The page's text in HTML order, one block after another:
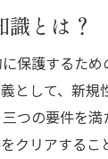
必須書類の収集
要性とその構成
載方法
用した書類作成
トを受けるメ
とは？
保護するため
として、新規
つの要件を満
クリアするこ